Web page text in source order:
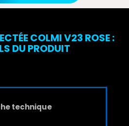
COLMI V23 ROSE :
DU PRODUIT
technique